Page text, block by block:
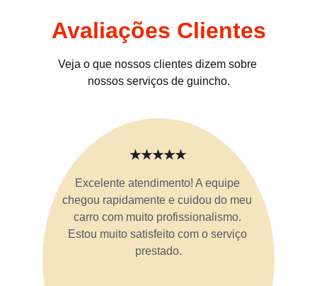
Avaliações Clientes
Veja o que nossos clientes dizem sobre
nossos serviços de guincho.
Excelente atendimento! A equipe
chegou rapidamente e cuidou do meu
carro com muito profissionalismo.
Estou muito satisfeito com o serviço
prestado.
★★★★★